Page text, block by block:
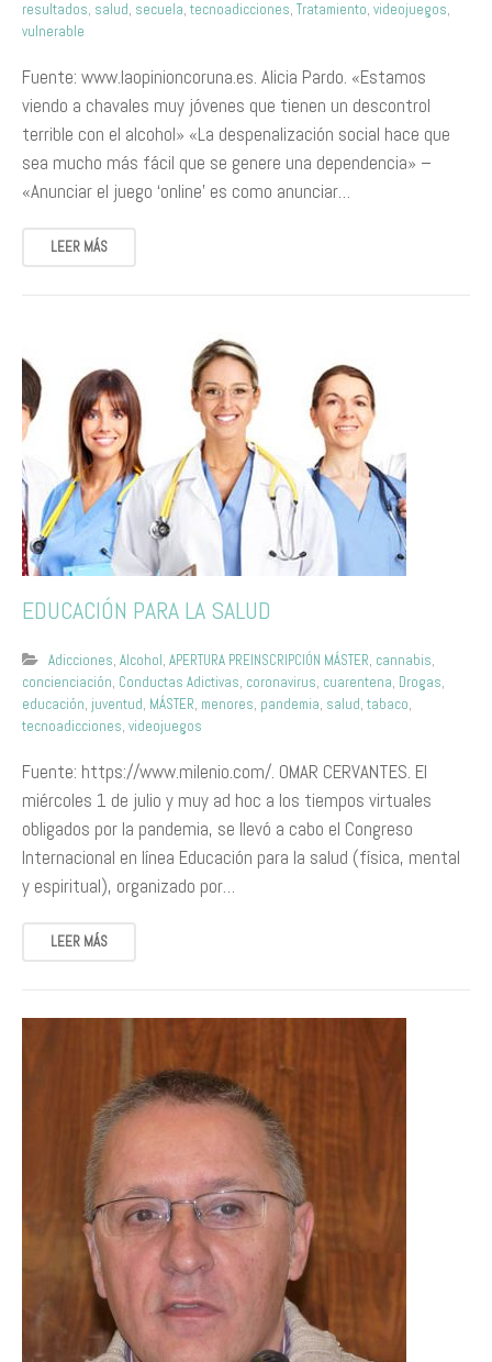
resultados, salud, secuela, tecnoadicciones, Tratamiento, videojuegos,
vulnerable
Fuente: www.laopinioncoruna.es. Alicia Pardo. «Estamos
viendo a chavales muy jóvenes que tienen un descontrol
terrible con el alcohol» «La despenalización social hace que
sea mucho más fácil que se genere una dependencia» –
«Anunciar el juego ‘online’ es como anunciar…
LEER MÁS
EDUCACIÓN PARA LA SALUD
Adicciones, Alcohol, APERTURA PREINSCRIPCIÓN MÁSTER, cannabis,
concienciación, Conductas Adictivas, coronavirus, cuarentena, Drogas,
educación, juventud, MÁSTER, menores, pandemia, salud, tabaco,
tecnoadicciones, videojuegos
Fuente: https://www.milenio.com/. OMAR CERVANTES. El
miércoles 1 de julio y muy ad hoc a los tiempos virtuales
obligados por la pandemia, se llevó a cabo el Congreso
Internacional en línea Educación para la salud (física, mental
y espiritual), organizado por…
LEER MÁS